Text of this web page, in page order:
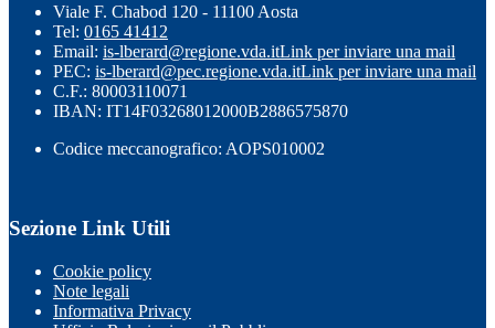
Viale F. Chabod 120 - 11100 Aosta
Tel: 0165 41412
Email: is-lberard@regione.vda.itLink per inviare una mail
PEC: is-lberard@pec.regione.vda.itLink per inviare una mail
C.F.: 80003110071
IBAN: IT14F03268012000B2886575870
Codice meccanografico: AOPS010002
Sezione Link Utili
Cookie policy
Note legali
Informativa Privacy